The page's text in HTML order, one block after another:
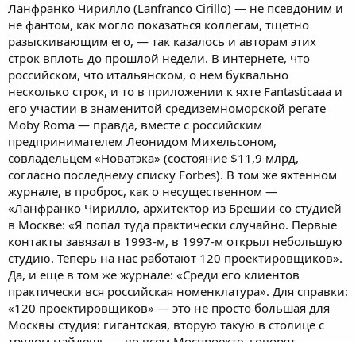
Ланфранко Чирилло (Lanfranco Cirillo) — не псевдоним и
не фантом, как могло показаться коллегам, тщетно
разыскивающим его, — так казалось и авторам этих
строк вплоть до прошлой недели. В интернете, что
российском, что итальянском, о нем буквально
несколько строк, и то в приложении к яхте Fantasticaaa и
его участии в знаменитой средиземноморской регате
Moby Roma — правда, вместе с российским
предпринимателем Леонидом Михельсоном,
совладельцем «Новатэка» (состояние $11,9 млрд,
согласно последнему списку Forbes). В том же яхтенном
журнале, в проброс, как о несущественном —
«Ланфранко Чирилло, архитектор из Брешии со студией
в Москве: «Я попал туда практически случайно. Первые
контакты завязал в 1993-м, в 1997-м открыл небольшую
студию. Теперь на нас работают 120 проектировщиков».
Да, и еще в том же журнале: «Среди его клиентов
практически вся российская номенклатура». Для справки:
«120 проектировщиков» — это не просто большая для
Москвы студия: гигантская, вторую такую в столице с